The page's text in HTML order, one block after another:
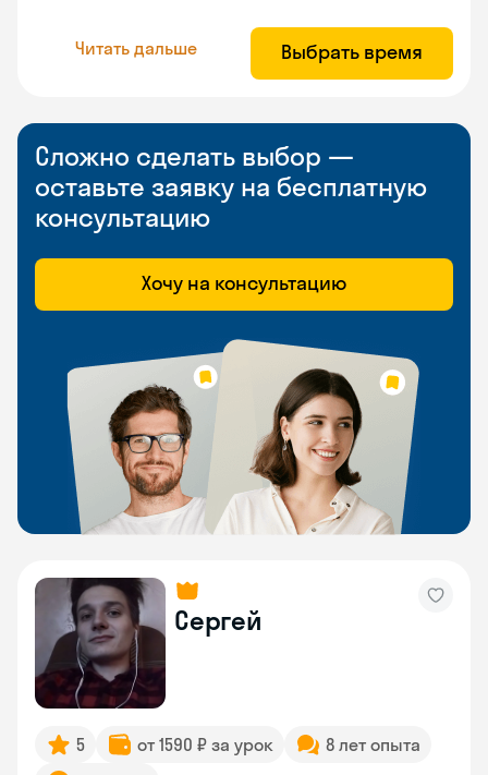
Читать дальше Выбрать время
Сложно сделать выбор —
оставьте заявку на бесплатную
консультацию
Хочу на консультацию
Сергей
5 от 1590 ₽ за урок
8 лет опыта